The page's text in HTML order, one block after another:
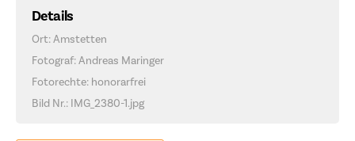
Details
Ort: Amstetten
Fotograf: Andreas Maringer
Fotorechte: honorarfrei
Bild Nr.: IMG_2380-1.jpg